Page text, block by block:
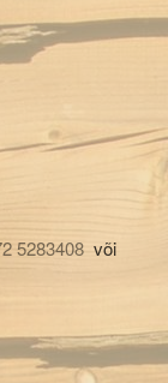
5283408 või